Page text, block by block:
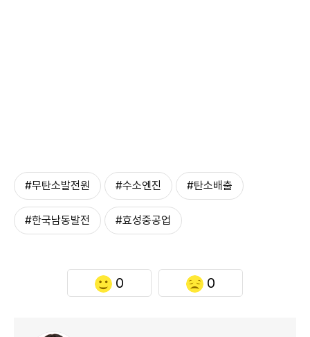
#무탄소발전원 #수소엔진 #탄소배출
#한국남동발전 #효성중공업
0 0